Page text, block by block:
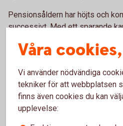
Pensionsåldern har höjts och
successivt. Med ett sparande
Tjänstepension och
I det här stadiet av ditt liv har
det där med tjänstepension.
det är det den viktigaste
Våra
Vi använder nödvändiga
tekniker för att webbplatsen
finns även cookies du kan
upplevelse: